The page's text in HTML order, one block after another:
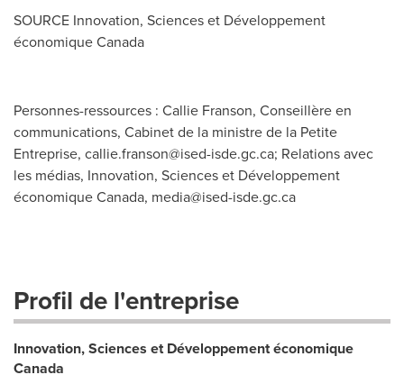
SOURCE Innovation, Sciences et Développement
économiqueCanada
Personnes-ressources : Callie Franson, Conseillère en
communications, Cabinet de la ministre de la Petite
Entreprise, callie.franson@ised-isde.gc.ca; Relations avec
les médias, Innovation, Sciences et Développement
économique Canada, media@ised-isde.gc.ca
Profil de l'entreprise
Innovation, Sciences et Développement économique
Canada